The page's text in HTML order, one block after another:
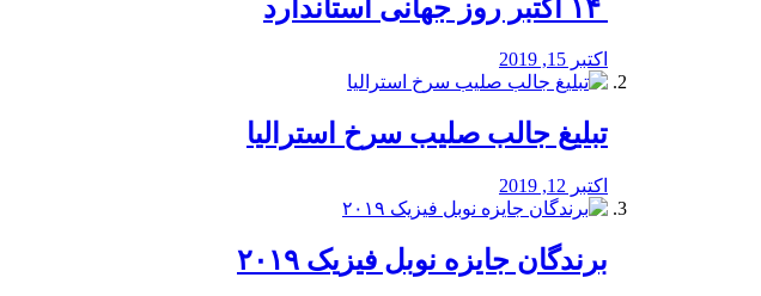
اکتبر 15, 2019
تبلیغ جالب صلیب سرخ استرالیا
اکتبر 12, 2019
برندگان جایزه نوبل فیزیک ۲۰۱۹